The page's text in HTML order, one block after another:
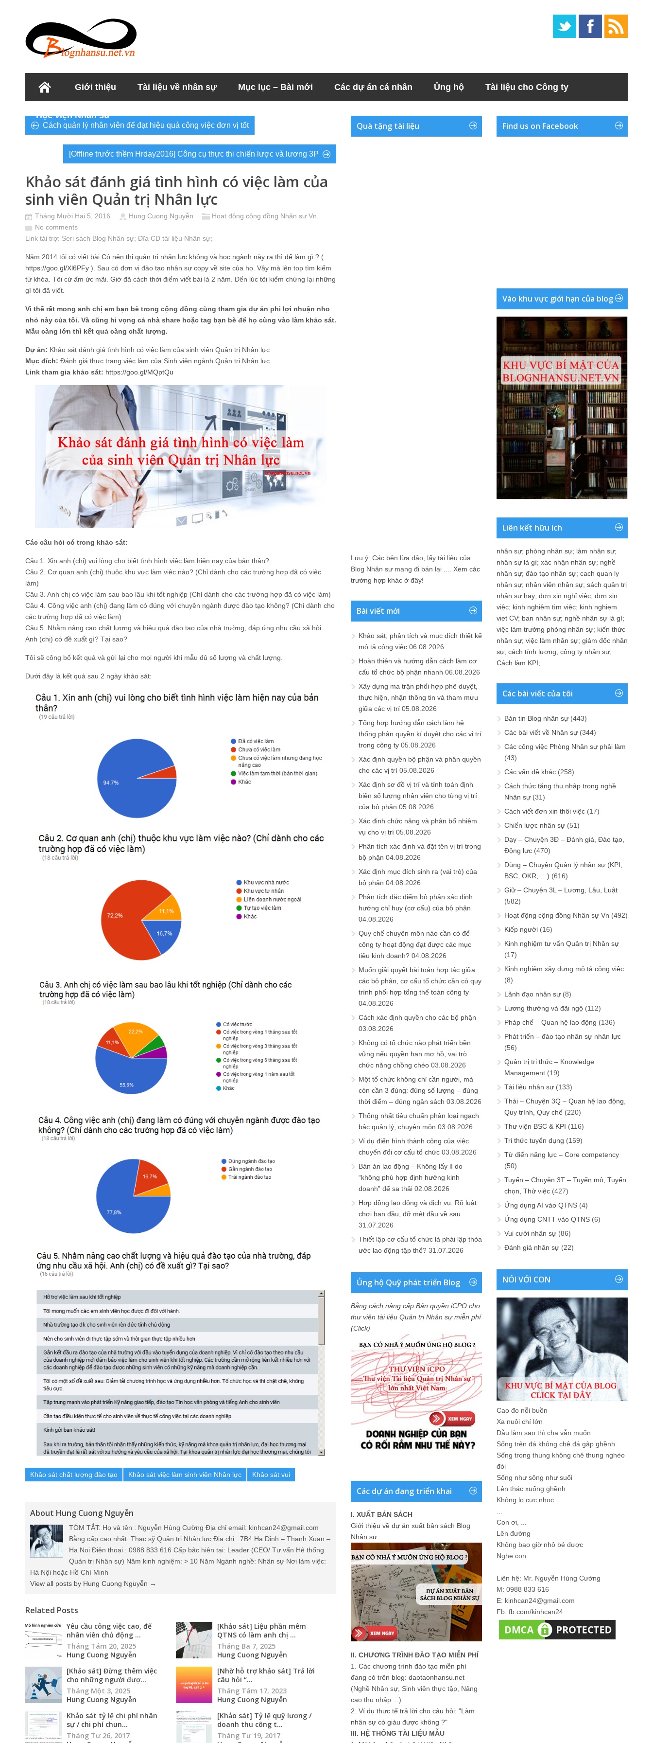
Giới thiệu Tài liệu về nhân sự Mục lục – Bài mới Các dự án cá nhân Ủng hộ Tài liệu cho Công ty
Học viện Nhân sư
Cách quản lý nhân viên để đạt hiệu quả công việc đơn vị tốt
[Offline trước thềm Hrday2016] Công cụ thực thi chiến lược và lương 3P
Khảo sát đánh giá tình hình có việc làm của
sinh viên Quản trị Nhân lực
Tháng Mười Hai 5, 2016 Hung Cuong Nguyễn
Hoạt động cộng đồng Nhân sự Vn
No comments
Link tài trợ: Seri sách Blog Nhân sự; Đĩa CD tài liệu Nhân sự;
Năm 2014 tôi có viết bài Có nên thi quản trị nhân lực không và học ngành này ra thì để làm gì ? (
https://goo.gl/Xl6PFy ). Sau có đơn vị đào tạo nhân sự copy về site của họ. Vậy mà lên top tìm kiếm
từ khóa. Tôi cứ ấm ức mãi. Giờ đã cách thời điểm viết bài là 2 năm. Đến lúc tôi kiểm chứng lại những
gì tôi đã viết.
Vì thế rất mong anh chị em bạn bè trong cộng đồng cùng tham gia dự án phi lợi nhuận nho
nhỏ này của tôi. Và cũng hi vọng cả nhà share hoặc tag bạn bè để họ cùng vào làm khảo sát.
Mẫu càng lớn thì kết quả càng chất lượng.
Dự án: Khảo sát đánh giá tình hình có việc làm của sinh viên Quản trị Nhân lực
Mục đích: Đánh giá thực trạng việc làm của Sinh viên ngành Quản trị Nhân lực
Link tham gia khảo sát: https://goo.gl/MQptQu
Các câu hỏi có trong khảo sát:
Câu 1. Xin anh (chị) vui lòng cho biết tình hình việc làm hiện nay của bản thân?
Câu 2. Cơ quan anh (chị) thuộc khu vực làm việc nào? (Chỉ dành cho các trường hợp đã có việc
làm)
Câu 3. Anh chị có việc làm sau bao lâu khi tốt nghiệp (Chỉ dành cho các trường hợp đã có việc làm)
Câu 4. Công việc anh (chị) đang làm có đúng với chuyên ngành được đào tạo không? (Chỉ dành cho
các trường hợp đã có việc làm)
Câu 5. Nhằm nâng cao chất lượng và hiệu quả đào tạo của nhà trường, đáp ứng nhu cầu xã hội.
Anh (chị) có đề xuất gì? Tại sao?
Tôi sẽ công bố kết quả và gửi lại cho mọi người khi mẫu đủ số lượng và chất lượng.
Dưới đây là kết quả sau 2 ngày khảo sát:
Khảo sát chất lượng đào tạo Khảo sát việc làm sinh viên Nhân lực Khảo sát vui
About Hung Cuong Nguyễn
TÓM TẮT: Họ và tên : Nguyễn Hùng Cường Địa chỉ email: kinhcan24@gmail.com
Bằng cấp cao nhất: Thạc sỹ Quản trị Nhân lực Địa chỉ : 7B4 Ha Dinh – Thanh Xuan –
Ha Noi Điện thoại : 0988 833 616 Cấp bậc hiện tại: Leader (CEO/ Tư vấn Hệ thống
Quản trị Nhân sự) Năm kinh nghiệm: > 10 Năm Ngành nghề: Nhân sự Nơi làm việc:
Hà Nội hoặc Hồ Chí Minh
View all posts by Hung Cuong Nguyễn →
Related Posts
Yêu cầu công việc cao, để
nhân viên chủ động ...
Tháng Tám 20, 2025
Hung Cuong Nguyễn
[Khảo sát] Liệu phần mêm
QTNS có làm anh chị ...
Tháng Ba 7, 2025
Hung Cuong Nguyễn
[Khảo sát] Đừng thêm việc
cho những người đượ...
Tháng Một 3, 2025
Hung Cuong Nguyễn
[Nhờ hỗ trợ khảo sát] Trả lời
câu hỏi “...
Tháng Tám 17, 2023
Hung Cuong Nguyễn
Khảo sát tỷ lệ chi phí nhân
sự / chi phí chun...
Tháng Tư 26, 2017
[Khảo sát] Tỷ lệ quỹ lương /
doanh thu công t...
Tháng Tư 19, 2017
Quà tặng tài liệu
Lưu ý: Các bên lừa đảo, lấy tài liệu của
Blog Nhân sự mang đi bán lại .... Xem các
trường hợp khác ở đây!
Bài viết mới
Khảo sát, phân tích và mục đích thiết kế
mô tả công việc 06.08.2026
Hoàn thiện và hướng dẫn cách làm cơ
cấu tổ chức bộ phận nhanh 06.08.2026
Xây dựng ma trận phối hợp phê duyệt,
thực hiện, nhận thông tin và tham mưu
giữa các vị trí 05.08.2026
Tổng hợp hướng dẫn cách làm hệ
thống phân quyền kí duyệt cho các vị trí
trong công ty 05.08.2026
Xác định quyền bộ phận và phân quyền
cho các vị trí 05.08.2026
Xác định sơ đồ vị trí và tính toán định
biên số lượng nhân viên cho từng vị trí
của bộ phận 05.08.2026
Xác định chức năng và phân bổ nhiệm
vụ cho vị trí 05.08.2026
Phân tích xác định và đặt tên vị trí trong
bộ phận 04.08.2026
Xác định mục đích sinh ra (vai trò) của
bộ phận 04.08.2026
Phân tích đặc điểm bộ phận xác định
hướng chỉ huy (cơ cấu) của bộ phận
04.08.2026
Quy chế chuyên môn nào cần có để
công ty hoạt động đạt được các mục
tiêu kinh doanh? 04.08.2026
Muốn giải quyết bài toán hợp tác giữa
các bộ phận, cơ cấu tổ chức cần có quy
trình phối hợp tổng thể toàn công ty
04.08.2026
Cách xác định quyền cho các bộ phận
03.08.2026
Không có tổ chức nào phát triển bền
vững nếu quyền hạn mơ hồ, vai trò
chức năng chồng chéo 03.08.2026
Một tổ chức không chỉ cần người, mà
còn cần 3 đúng: đúng số lượng – đúng
thời điểm – đúng ngân sách 03.08.2026
Thống nhất tiêu chuẩn phân loại ngạch
bậc quản lý, chuyên môn 03.08.2026
Ví dụ điển hình thành công của việc
chuyển đổi cơ cấu tổ chức 03.08.2026
Bản án lao động – Không lấy lí do
“không phù hợp định hướng kinh
doanh” để sa thải 02.08.2026
Hợp đồng lao động và dịch vụ: Rõ luật
chơi ban đầu, đỡ mệt đầu về sau
31.07.2026
Thiết lập cơ cấu tổ chức là phải lập thỏa
ước lao động tập thể? 31.07.2026
Ủng hộ Quỹ phát triển Blog
Bằng cách nâng cấp Bản quyền iCPO cho
thư viện tài liệu Quản trị Nhân sự miễn phí
(Click)
Các dự án đang triển khai
I. XUẤT BẢN SÁCH
Giới thiệu về dự án xuất bản sách Blog
Nhân sự
II. CHƯƠNG TRÌNH ĐÀO TẠO MIỄN PHÍ
1. Các chương trình đào tạo miễn phí
đang có trên blog: daotaonhansu.net
(Nghề Nhân sự, Sinh viên thực tập, Nâng
cao thu nhập ...)
2. Ví dụ thực tế trả lời cho câu hỏi: "Làm
nhân sự có giàu được không ?"
III. HỆ THỐNG TÀI LIỆU MẪU
Find us on Facebook
Vào khu vực giới hạn của blog
Liên kết hữu ích
nhân sự; phòng nhân sự; làm nhân sự;
nhân sự là gì; xác nhận nhân sự; nghề
nhân sự; đào tạo nhân sự; cach quan ly
nhân sự; nhân viên nhân sự; sách quản trị
nhân sự hay; đơn xin nghỉ việc; đơn xin
việc; kinh nghiệm tìm việc; kinh nghiem
viet CV; ban nhân sự; nghề nhân sự là gì;
việc làm trưởng phòng nhân sự; kiến thức
nhân sự; việc làm nhân sự; giám đốc nhân
sự; cách tính lương; công ty nhân sự;
Cách làm KPI;
Các bài viết của tôi
Bản tin Blog nhân sự (443)
Các bài viết về Nhân sự (344)
Các công việc Phòng Nhân sự phải làm
(43)
Các vấn đề khác (258)
Cách thức tăng thu nhập trong nghề
Nhân sự (31)
Cách viết đơn xin thôi việc (17)
Chiến lược nhân sự (51)
Dạy – Chuyện 3Đ – Đánh giá, Đào tạo,
Động lực (470)
Dùng – Chuyện Quản lý nhân sự (KPI,
BSC, OKR, …) (616)
Giữ – Chuyện 3L – Lương, Lậu, Luật
(582)
Hoạt động cộng đồng Nhân sự Vn (492)
Kiếp người (16)
Kinh nghiệm tư vấn Quản trị Nhân sự
(17)
Kinh nghiệm xây dựng mô tả công việc
(8)
Lãnh đạo nhân sự (8)
Lương thưởng và đãi ngộ (112)
Pháp chế – Quan hệ lao động (136)
Phát triển – đào tạo nhân sự nhân lực
(56)
Quản trị tri thức – Knowledge
Management (19)
Tài liệu nhân sự (133)
Thải – Chuyện 3Q – Quan hệ lao động,
Quy trình, Quy chế (220)
Thư viện BSC & KPI (116)
Tri thức tuyển dụng (159)
Từ điển năng lực – Core competency
(50)
Tuyển – Chuyện 3T – Tuyển mộ, Tuyển
chọn, Thử việc (427)
Ứng dụng AI vào QTNS (4)
Ứng dụng CNTT vào QTNS (6)
Vui cười nhân sự (86)
Đánh giá nhân sự (22)
NÓI VỚI CON
Cao đo nỗi buồn
Xa nuôi chí lớn
Dẫu làm sao thì cha vẫn muốn
Sống trên đá không chê đá gập ghềnh
Sống trong thung không chê thung nghèo
đói
Sống như sông như suối
Lên thác xuống ghềnh
Không lo cực nhọc
Con ơi, ...
Lên đường
Không bao giờ nhỏ bé được
Nghe con.
Liên hệ: Mr. Nguyễn Hùng Cường
M: 0988 833 616
E: kinhcan24@gmail.com
Fb: fb.com/kinhcan24